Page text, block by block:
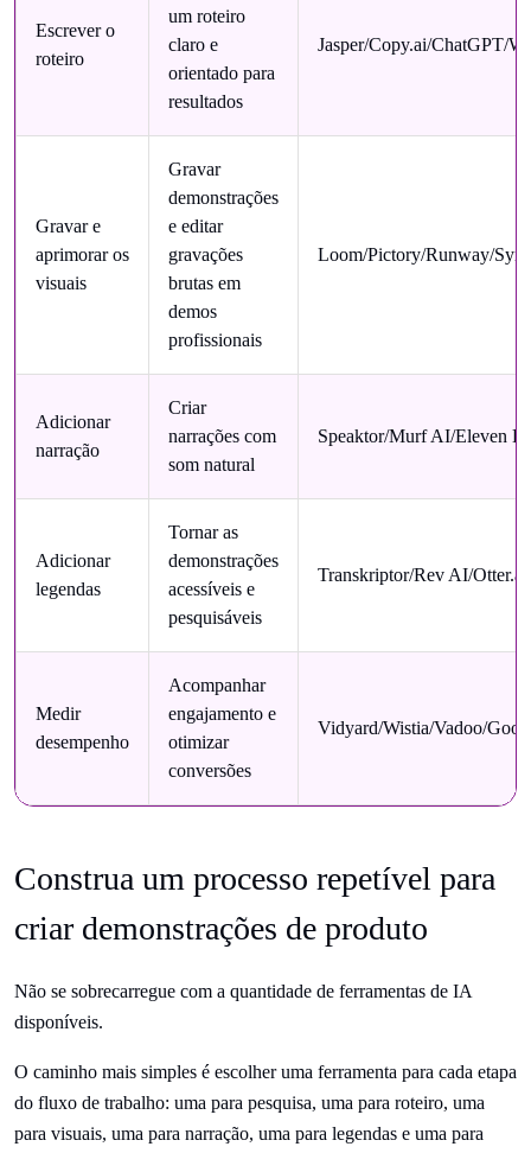
Escrever o
roteiro
um roteiro
claro e
orientado para
resultados
Jasper/Copy.ai/ChatGPT/
Gravar e
aprimorar os
visuais
Gravar
demonstrações
e editar
gravações
brutas em
demos
profissionais
Loom/Pictory/Runway/
Adicionar
narração
Criar
narrações com
som natural
Speaktor/Murf AI/Eleven
Adicionar
legendas
Tornar as
demonstrações
acessíveis e
pesquisáveis
Transkriptor/Rev AI/
Medir
desempenho
Acompanhar
engajamento e
otimizar
conversões
Vidyard/Wistia/Vadoo/
Construa um processo repetível para
criar demonstrações de produto
Não se sobrecarregue com a quantidade de ferramentas de IA
disponíveis.
O caminho mais simples é escolher uma ferramenta para cada etapa
do fluxo de trabalho: uma para pesquisa, uma para roteiro, uma
para visuais, uma para narração, uma para legendas e uma para